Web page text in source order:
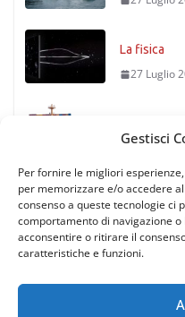
Gestisci
Per fornire le migliori
per memorizzare e/o accedere
consenso a queste tecnologie ci
comportamento di navigazione o
acconsentire o ritirare il
caratteristiche e funzioni.
La fisica
27 Luglio
27 Luglio